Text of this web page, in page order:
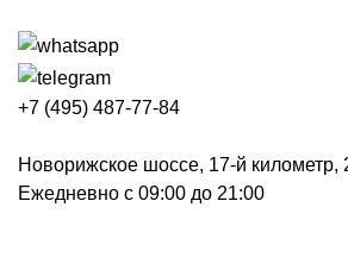
+7 (495) 487-77-84
Новорижское шоссе, 17-й километр,
Ежедневно с 09:00 до 21:00